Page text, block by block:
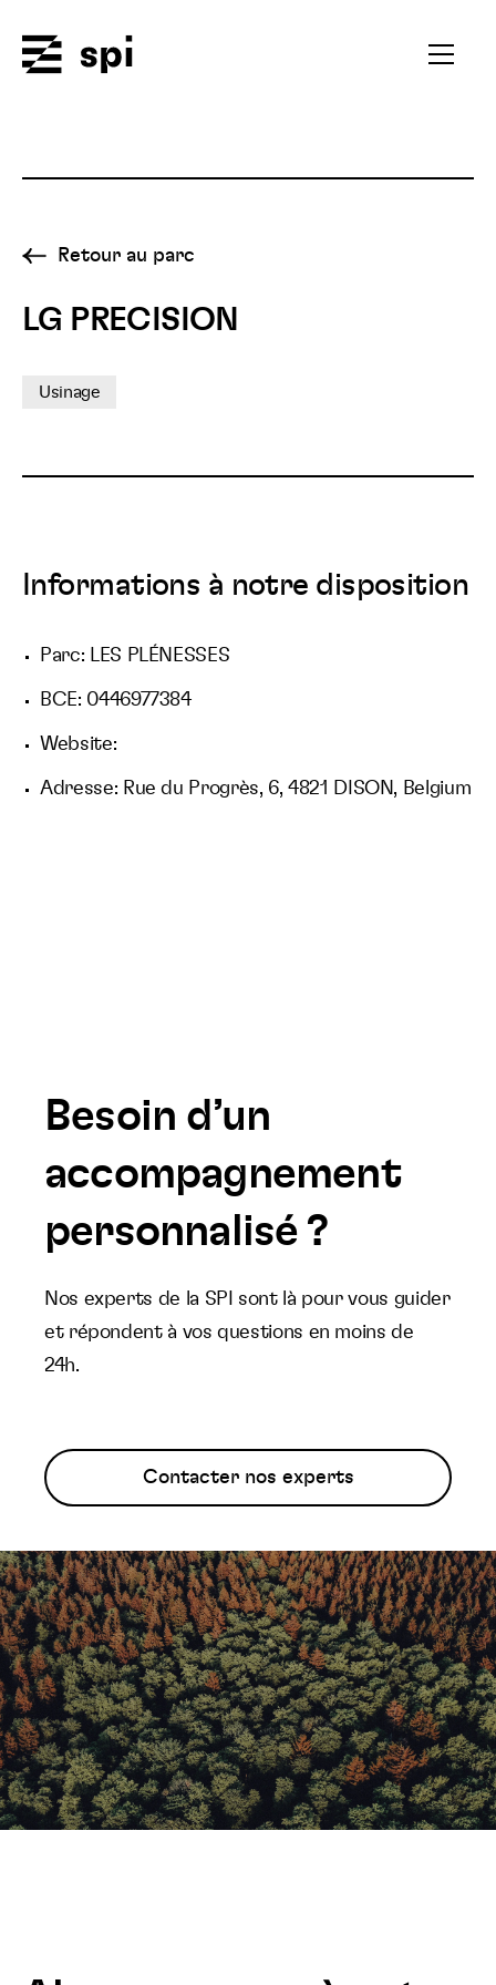
Ouvrir
Retour au parc
LG PRECISION
Usinage
Informations à notre disposition
Parc: LES PLÉNESSES
BCE: 0446977384
Website:
Adresse: Rue du Progrès, 6, 4821 DISON, Belgium
Besoin d’un
accompagnement
personnalisé ?
Nos experts de la SPI sont là pour vous guider
et répondent à vos questions en moins de
24h.
Contacter nos experts